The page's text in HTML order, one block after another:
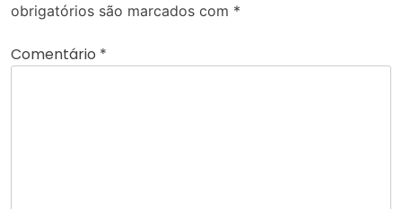
obrigatórios são marcados com *
Comentário *